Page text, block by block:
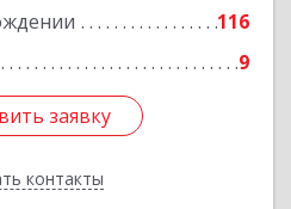
116
9
заявку
контакты
заявку
Назад